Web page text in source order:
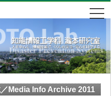
Media Info Archive 2011